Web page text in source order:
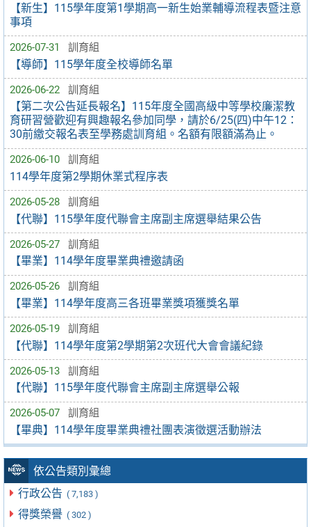
【新生】115學年度第1學期高一新生始業輔導流程表暨注意
事項
2026-07-31 訓育組
【導師】115學年度全校導師名單
2026-06-22 訓育組
【第二次公告延長報名】115年度全國高級中等學校廉潔教
育研習營歡迎有興趣報名參加同學，請於6/25(四)中午12：
30前繳交報名表至學務處訓育組。名額有限額滿為止。
2026-06-10 訓育組
114學年度第2學期休業式程序表
2026-05-28 訓育組
【代聯】115學年度代聯會主席副主席選舉結果公告
2026-05-27 訓育組
【畢業】114學年度畢業典禮邀請函
2026-05-26 訓育組
【畢業】114學年度高三各班畢業獎項獲獎名單
2026-05-19 訓育組
【代聯】114學年度第2學期第2次班代大會會議紀錄
2026-05-13 訓育組
【代聯】115學年度代聯會主席副主席選舉公報
2026-05-07 訓育組
【畢典】114學年度畢業典禮社團表演徵選活動辦法
依公告類別彙總
行政公告 ( 7,183 )
得獎榮譽 ( 302 )